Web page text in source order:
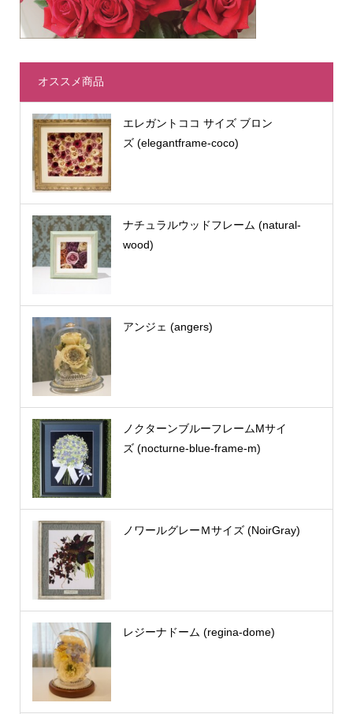
オススメ商品
エレガントココ サイズ ブロン
ズ (elegantframe-coco)
ナチュラルウッドフレーム (natural-
wood)
アンジェ (angers)
ノクターンブルーフレームMサイ
ズ (nocturne-blue-frame-m)
ノワールグレーＭサイズ (NoirGray)
レジーナドーム (regina-dome)